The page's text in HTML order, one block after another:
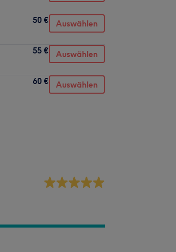
50 € Auswählen
55 € Auswählen
60 € Auswählen